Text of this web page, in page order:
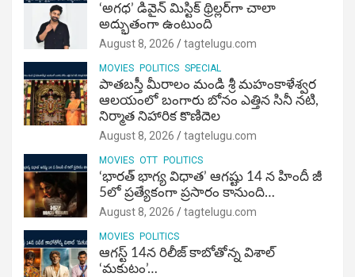
‘అగధ’ డివైన్ మిస్టిక్ థ్రిల్లర్‌గా చాలా
అద్భుతంగా ఉంటుంది
August 8, 2026 tagtelugu.com
MOVIES POLITICS SPECIAL
పాతబస్తీ మీరాలం మండి శ్రీ మహంకాళేశ్వర
ఆలయంలో బంగారు బోనం ఎత్తిన సినీ నటి,
నిర్మాత నిహారిక కొణిదెల
August 8, 2026 tagtelugu.com
MOVIES OTT POLITICS
‘భారత్ భాగ్య విధాత’ ఆగష్టు 14 న హిందీ జీ
5లో ప్రత్యేకంగా ప్రసారం కానుంది…
August 8, 2026 tagtelugu.com
MOVIES POLITICS
ఆగస్ట్ 14న రిలీజ్ కాబోతోన్న విశాల్
‘మకుటం’…